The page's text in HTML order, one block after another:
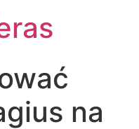
na